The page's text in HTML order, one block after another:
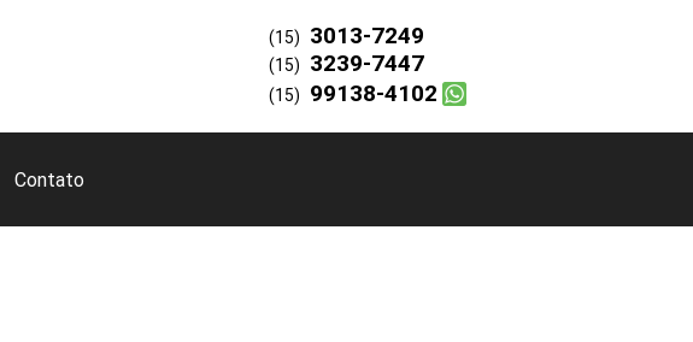
Contato
(15) 3013-7249
(15) 3239-7447
(15) 99138-4102